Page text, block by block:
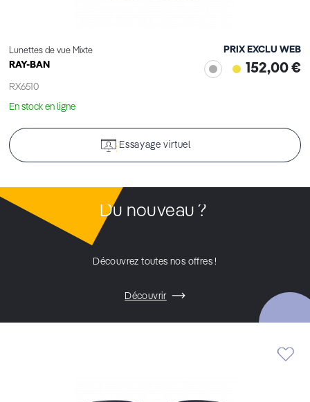
Lunettes de vue Mixte
RAY-BAN
RX6510
PRIX EXCLU WEB
152,00 €
En stock en ligne
Essayage virtuel
Du nouveau ?
Découvrez toutes nos offres !
Découvrir